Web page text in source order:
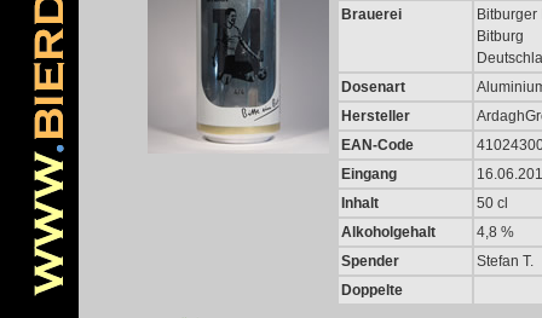
Brauerei
Bitburg
Dosenart
Hersteller
EAN-Code
Eingang
Inhalt
50 cl
Alkoholgehalt
4,8 %
Spender
Stefan T.
Doppelte